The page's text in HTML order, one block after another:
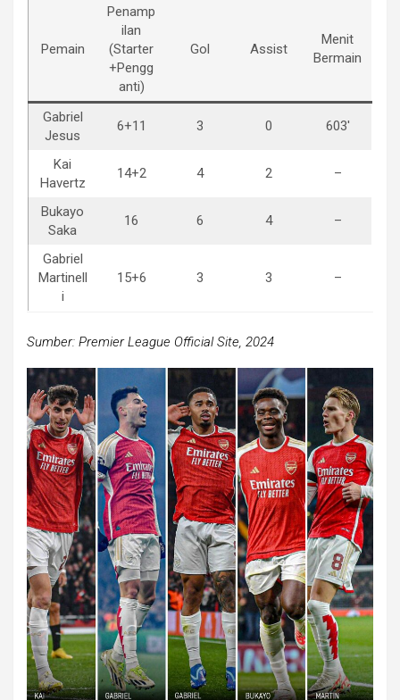
Pemain
Penamp
ilan
(Starter
+Pengg
anti)
Gol Assist
Menit
Bermain
Gabriel
Jesus
6+11 3 0 603′
Kai
Havertz
14+2 4 2 –
Bukayo
Saka
16 6 4 –
Gabriel
Martinell
i
15+6 3 3 –
Sumber: Premier League Official Site, 2024